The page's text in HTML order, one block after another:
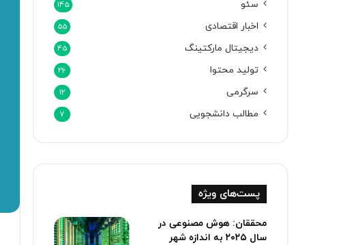
سئو 145
اخبار اقتصادی 55
دیجیتال مارکتینگ 45
تولید محتوا 26
سرگرمی 12
مطالب دانشجویی 7
پست‌های ویژه
محققان: هوش مصنوعی در
سال ۲۰۲۵ به اندازه شهر